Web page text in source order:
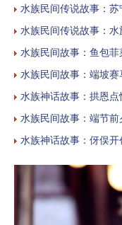
水族民间传说故事：
水族民间传说故事：
水族民间故事：鱼包
水族民间故事：端坡赛
水族神话故事：拱恩点
水族民间故事：端节
水族神话故事：伢俣开